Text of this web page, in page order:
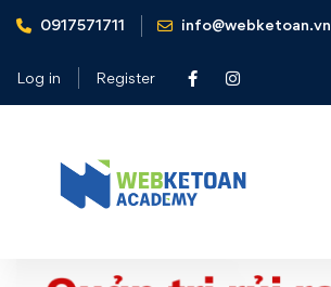
0917571711 info@webketoan.vn
Log in Register
Home rủi ro
Tag: rủi ro